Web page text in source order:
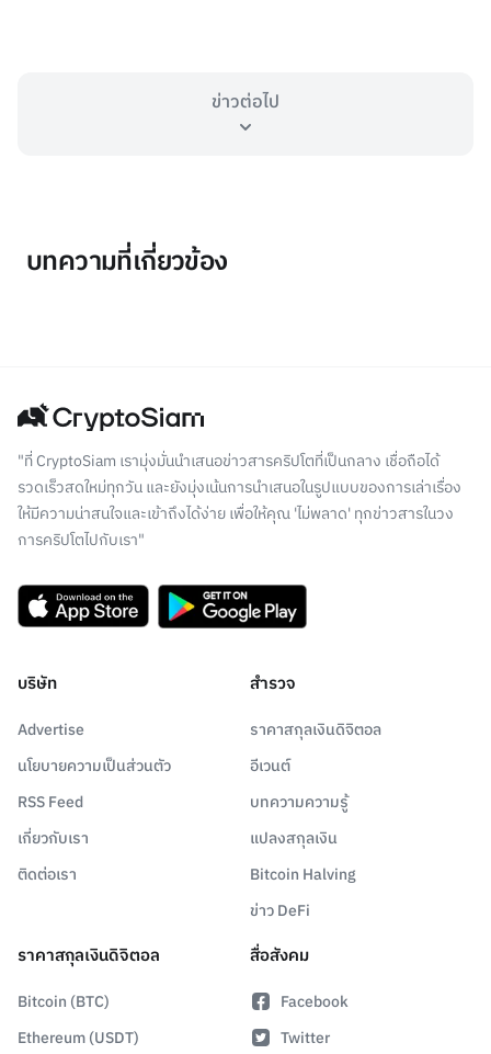
ข่าวต่อไป
บทความที่เกี่ยวข้อง
"ที่ CryptoSiam เรามุ่งมั่นนำเสนอข่าวสารคริปโตที่เป็นกลาง เชื่อถือได้
รวดเร็วสดใหม่ทุกวัน และยังมุ่งเน้นการนำเสนอในรูปแบบของการเล่าเรื่อง
ให้มีความน่าสนใจและเข้าถึงได้ง่าย เพื่อให้คุณ 'ไม่พลาด' ทุกข่าวสารในวง
การคริปโตไปกับเรา"
บริษัท
Advertise
นโยบายความเป็นส่วนตัว
RSS Feed
เกี่ยวกับเรา
ติดต่อเรา
สำรวจ
ราคาสกุลเงินดิจิตอล
อีเวนต์
บทความความรู้
แปลงสกุลเงิน
Bitcoin Halving
ข่าว DeFi
ราคาสกุลเงินดิจิตอล
Bitcoin (BTC)
Ethereum (USDT)
สื่อสังคม
Facebook
Twitter